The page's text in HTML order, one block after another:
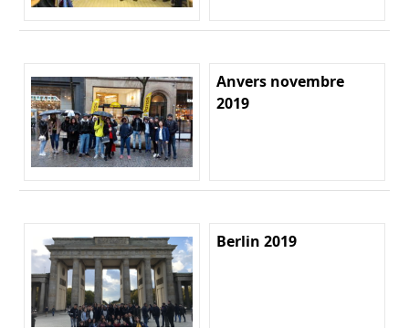
Anvers novembre
2019
Berlin 2019